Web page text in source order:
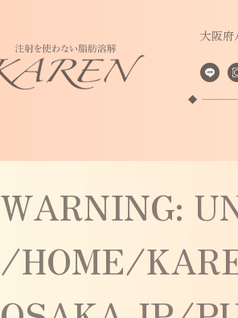
大阪府
WARNING:
/HOME/